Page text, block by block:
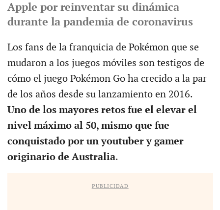
Apple por reinventar su dinámica
durante la pandemia de coronavirus
Los fans de la franquicia de Pokémon que se
mudaron a los juegos móviles son testigos de
cómo el juego Pokémon Go ha crecido a la par
de los años desde su lanzamiento en 2016.
Uno de los mayores retos fue el elevar el
nivel máximo al 50, mismo que fue
conquistado por un youtuber y gamer
originario de Australia.
PUBLICIDAD